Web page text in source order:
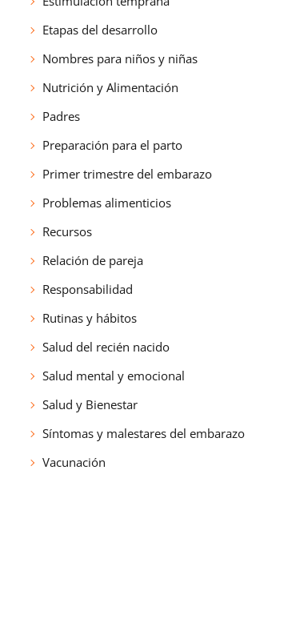
Etapas del desarrollo
Nombres para niños y niñas
Nutrición y Alimentación
Padres
Preparación para el parto
Primer trimestre del embarazo
Problemas alimenticios
Recursos
Relación de pareja
Responsabilidad
Rutinas y hábitos
Salud del recién nacido
Salud mental y emocional
Salud y Bienestar
Síntomas y malestares del embarazo
Vacunación